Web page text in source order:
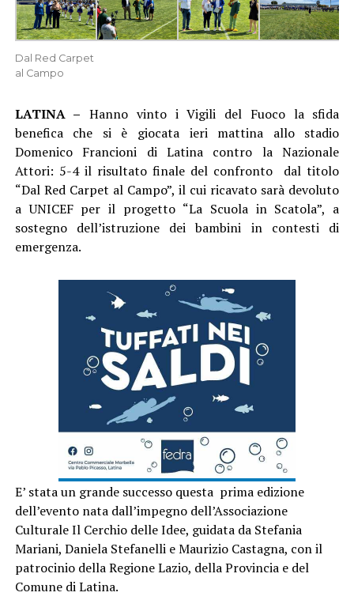
Dal Red Carpet
al Campo
LATINA – Hanno vinto i Vigili del Fuoco la sfida
benefica che si è giocata ieri mattina allo stadio
Domenico Francioni di Latina contro la Nazionale
Attori: 5-4 il risultato finale del confronto dal titolo
“Dal Red Carpet al Campo”, il cui ricavato sarà devoluto
a UNICEF per il progetto “La Scuola in Scatola”, a
sostegno dell’istruzione dei bambini in contesti di
emergenza.
E’ stata un grande successo questa prima edizione
dell’evento nata dall’impegno dell’Associazione
Culturale Il Cerchio delle Idee, guidata da Stefania
Mariani, Daniela Stefanelli e Maurizio Castagna, con il
patrocinio della Regione Lazio, della Provincia e del
Comune di Latina.